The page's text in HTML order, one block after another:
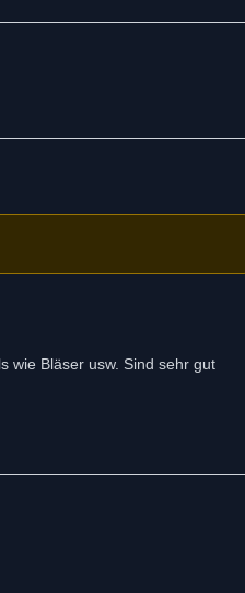
wie Bläser usw. Sind sehr gut